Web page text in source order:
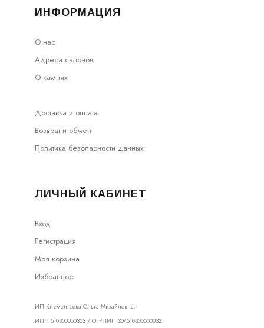
ИНФОРМАЦИЯ
О нас
Адреса салонов
О камнях
Доставка и оплата
Возврат и обмен
Политика безопасности данных
ЛИЧНЫЙ КАБИНЕТ
Вход
Регистрация
Моя корзина
Избранное
ИП Клементьева Ольга Михайловна.
ИНН 510300060353 / ОГРНИП 304510306500032